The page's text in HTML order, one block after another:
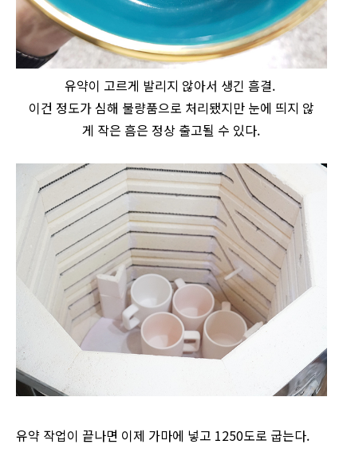
유약이 고르게 발리지 않아서 생긴 흠결.
이건 정도가 심해 불량품으로 처리됐지만 눈에 띄지 않
게 작은 흠은 정상 출고될 수 있다.
유약 작업이 끝나면 이제 가마에 넣고 1250도로 굽는다.